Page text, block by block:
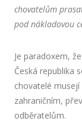
chovatelům
pod nákladovou
Je paradoxem,
Česká republika
chovatelé
zahraničním,
odběratelům.